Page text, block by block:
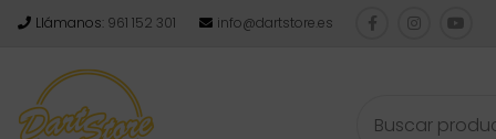
Llámanos: 961 152 301 info@dartstore.es